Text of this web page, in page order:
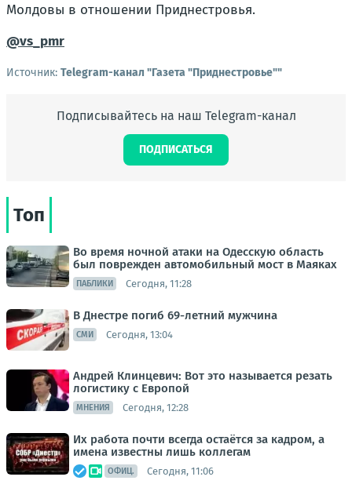
Молдовы в отношении Приднестровья.
@vs_pmr
Источник: Telegram-канал "Газета "Приднестровье""
Подписывайтесь на наш Telegram-канал
ПОДПИСАТЬСЯ
Топ
Во время ночной атаки на Одесскую область
был поврежден автомобильный мост в Маяках
ПАБЛИКИ Сегодня, 11:28
В Днестре погиб 69-летний мужчина
СМИ Сегодня, 13:04
Андрей Клинцевич: Вот это называется резать
логистику с Европой
МНЕНИЯ Сегодня, 12:28
Их работа почти всегда остаётся за кадром, а
имена известны лишь коллегам
ОФИЦ. Сегодня, 11:06